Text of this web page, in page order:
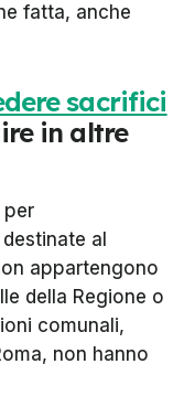
fatta, anche
sacrifici
in altre
per
al
appartengono
della Regione o
comunali,
non hanno